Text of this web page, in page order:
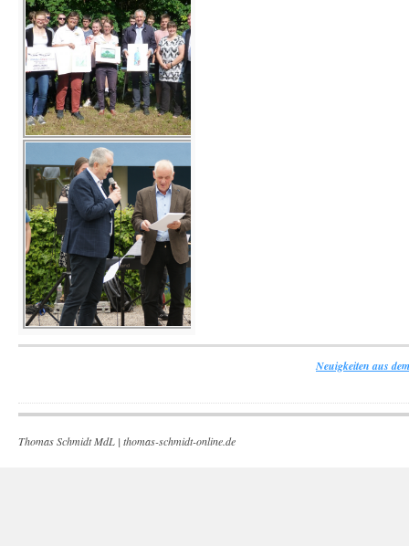
Neuigkeiten aus
Thomas Schmidt MdL | thomas-schmidt-online.de